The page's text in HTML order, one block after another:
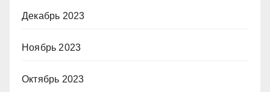
Декабрь 2023
Ноябрь 2023
Октябрь 2023